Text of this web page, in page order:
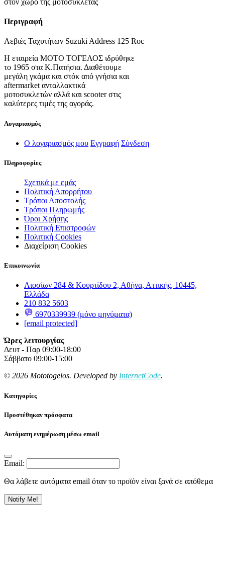
Περιγραφή
Λεβιές Ταχυτήτων Suzuki Address 125 Roc
Η εταιρεία ΜΟΤΟ ΤΟΓΕΛΟΣ ιδρύθηκε
το 1965 στα Κ.Πατήσια. Διαθέτουμε
μεγάλη γκάμα και στόκ από γνήσια και
aftermarket ανταλλακτικά
μοτοσυκλετών αλλά και scooter στις
καλύτερες τιμές της αγοράς.
Λογαριασμός
Ο λογαριασμός μου Εγγραφή Σύνδεση
Πληροφορίες
Σχετικά με εμάς
Πολιτική Απορρήτου
Τρόποι Αποστολής
Τρόποι Πληρωμής
Όροι Χρήσης
Πολιτική Επιστροφών
Πολιτική Cookies
Διαχείριση Cookies
Επικοινωνία
Λιοσίων 284 & Κουρτίδου 2, Αθήνα, Αττικής, 10445,
Ελλάδα
210 832 5603
6970339939 (μόνο μηνύματα)
[email protected]
Ώρες λειτουργίας
Δευτ - Παρ 09:00-18:00
Σάββατο 09:00-15:00
© 2026 Mototogelos. Developed by InternetCode.
Κατηγορίες
Προστέθηκαν πρόσφατα
Αυτόματη ενημέρωση μέσω email
Email:
Θα λάβετε αυτόματα email όταν το προϊόν είναι ξανά σε απόθεμα
Notify Me!